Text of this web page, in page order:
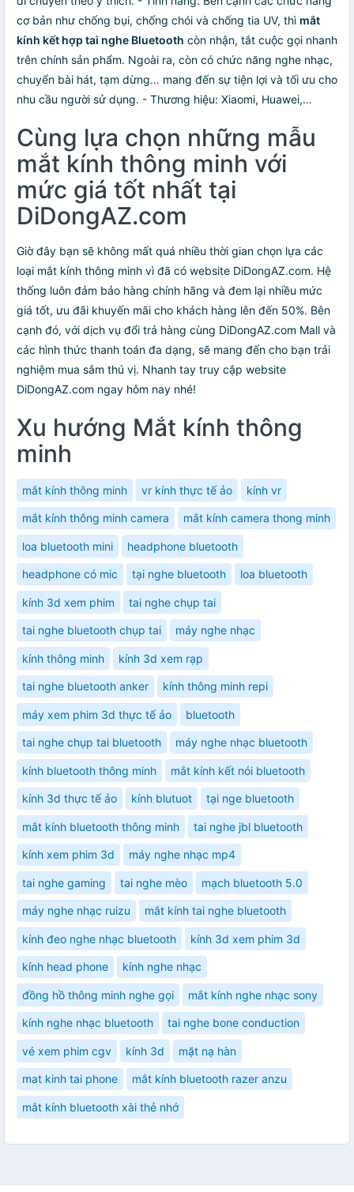
cơ bản như chống bụi, chống chói và chống tia UV, thì mắt
kính kết hợp tai nghe Bluetooth còn nhận, tắt cuộc gọi nhanh
trên chính sản phẩm. Ngoài ra, còn có chức năng nghe nhạc,
chuyển bài hát, tạm dừng… mang đến sự tiện lợi và tối ưu cho
nhu cầu người sử dụng. - Thương hiệu: Xiaomi, Huawei,…
Cùng lựa chọn những mẫu
mắt kính thông minh với
mức giá tốt nhất tại
DiDongAZ.com
Giờ đây bạn sẽ không mất quá nhiều thời gian chọn lựa các
loại mắt kính thông minh vì đã có website DiDongAZ.com. Hệ
thống luôn đảm bảo hàng chính hãng và đem lại nhiều mức
giá tốt, ưu đãi khuyến mãi cho khách hàng lên đến 50%. Bên
cạnh đó, với dịch vụ đổi trả hàng cùng DiDongAZ.com Mall và
các hình thức thanh toán đa dạng, sẽ mang đến cho bạn trải
nghiệm mua sắm thú vị. Nhanh tay truy cập website
DiDongAZ.com ngay hôm nay nhé!
Xu hướng Mắt kính thông
minh
mắt kính thông minh vr kính thực tế ảo kính vr
mắt kính thông minh camera mắt kính camera thong minh
loa bluetooth mini headphone bluetooth
headphone có mic tại nghe bluetooth loa bluetooth
kính 3d xem phim tai nghe chụp tai
tai nghe bluetooth chụp tai máy nghe nhạc
kính thông minh kính 3d xem rạp
tai nghe bluetooth anker kính thông minh repi
máy xem phim 3d thực tế ảo bluetooth
tai nghe chụp tai bluetooth máy nghe nhạc bluetooth
kính bluetooth thông minh mắt kính kết nói bluetooth
kính 3d thực tế ảo kính blutuot tại nge bluetooth
mắt kính bluetooth thông minh tai nghe jbl bluetooth
kính xem phim 3d máy nghe nhạc mp4
tai nghe gaming tai nghe mèo mạch bluetooth 5.0
máy nghe nhạc ruizu mắt kính tai nghe bluetooth
kính đeo nghe nhạc bluetooth kính 3d xem phim 3d
kính head phone kính nghe nhạc
đồng hồ thông minh nghe gọi mắt kính nghe nhạc sony
kính nghe nhạc bluetooth tai nghe bone conduction
vé xem phim cgv kính 3d mặt nạ hàn
mat kinh tai phone mắt kính bluetooth razer anzu
mắt kính bluetooth xài thẻ nhớ